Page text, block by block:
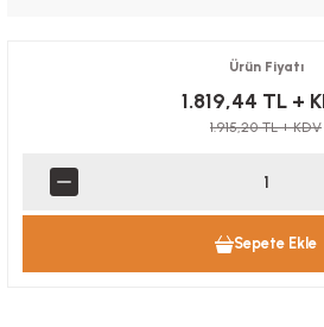
Ürün Fiyatı
1.819,44 TL +
1.915,20 TL+ KDV
Sepete Ekle